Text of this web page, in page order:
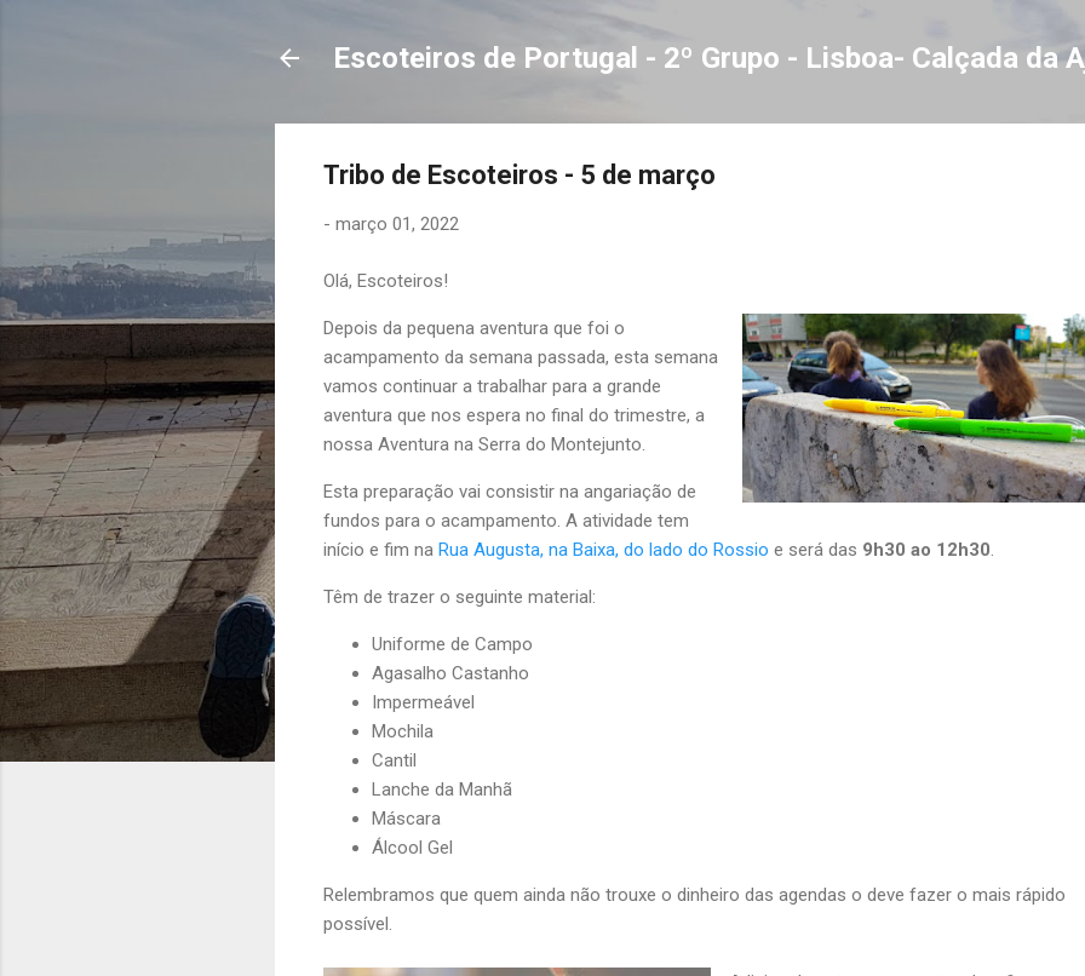
Escoteiros de Portugal - 2º Grupo - Lisboa- Calçada da
Tribo de Escoteiros - 5 de março
- março 01, 2022
Olá, Escoteiros!
Depois da pequena aventura que foi o
acampamento da semana passada, esta semana
vamos continuar a trabalhar para a grande
aventura que nos espera no final do trimestre, a
nossa Aventura na Serra do Montejunto.
Esta preparação vai consistir na angariação de
fundos para o acampamento. A atividade tem
início e fim na Rua Augusta, na Baixa, do lado do Rossio e será das 9h30 ao 12h30
Têm de trazer o seguinte material:
Uniforme de Campo
Agasalho Castanho
Impermeável
Mochila
Cantil
Lanche da Manhã
Máscara
Álcool Gel
Relembramos que quem ainda não trouxe o dinheiro das agendas o deve fazer o mais rápido
possível.